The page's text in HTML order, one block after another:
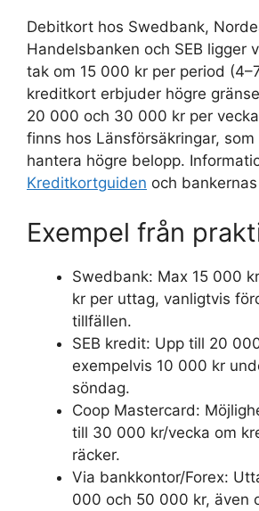
Debitkort hos Swedbank,
Handelsbanken och SEB ligger
tak om 15 000 kr per period
kreditkort erbjuder högre
20 000 och 30 000 kr per
finns hos Länsförsäkringar, som
hantera högre belopp.
Kreditkortguiden och
Exempel från
Swedbank: Max 15 000
kr per uttag, vanligtvis
tillfällen.
SEB kredit: Upp till 20
exempelvis 10 000 kr
söndag.
Coop Mastercard:
till 30 000 kr/vecka om
räcker.
Via bankkontor/Forex:
000 och 50 000 kr, även